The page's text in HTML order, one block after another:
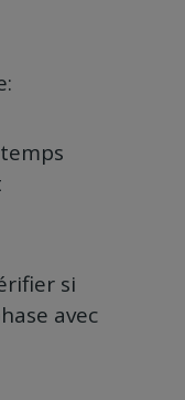
si
avec